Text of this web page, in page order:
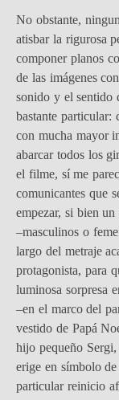
No obstante,
atisbar la rigurosa
componer planos
de las imágenes
sonido y el sentido
bastante particular:
con mucha mayor
abarcar todos los
el filme, sí me
comunicantes que
empezar, si bien
–masculinos o
largo del metraje
protagonista, para
luminosa sorpresa
–en el marco del
vestido de Papá
hijo pequeño
erige en símbolo
particular reinicio